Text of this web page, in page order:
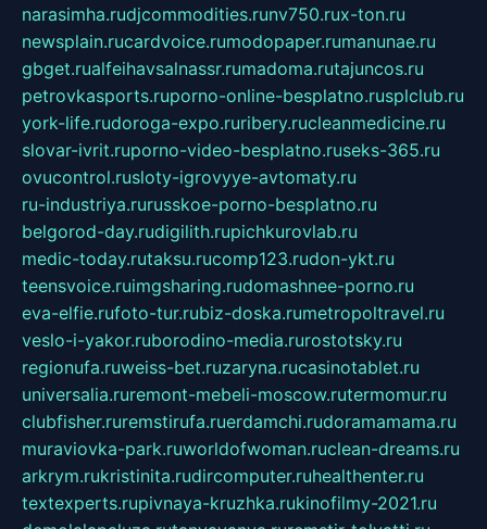
narasimha.rudjcommodities.runv750.rux-ton.ru
newsplain.rucardvoice.rumodopaper.rumanunae.ru
gbget.rualfeihavsalnassr.rumadoma.rutajuncos.ru
petrovkasports.ruporno-online-besplatno.rusplclub.ru
york-life.rudoroga-expo.ruribery.rucleanmedicine.ru
slovar-ivrit.ruporno-video-besplatno.ruseks-365.ru
ovucontrol.rusloty-igrovyye-avtomaty.ru
ru-industriya.rurusskoe-porno-besplatno.ru
belgorod-day.rudigilith.rupichkurovlab.ru
medic-today.rutaksu.rucomp123.rudon-ykt.ru
teensvoice.ruimgsharing.rudomashnee-porno.ru
eva-elfie.rufoto-tur.rubiz-doska.rumetropoltravel.ru
veslo-i-yakor.ruborodino-media.rurostotsky.ru
regionufa.ruweiss-bet.ruzaryna.rucasinotablet.ru
universalia.ruremont-mebeli-moscow.rutermomur.ru
clubfisher.ruremstirufa.ruerdamchi.rudoramamama.ru
muraviovka-park.ruworldofwoman.ruclean-dreams.ru
arkrym.rukristinita.rudircomputer.ruhealthenter.ru
textexperts.rupivnaya-kruzhka.rukinofilmy-2021.ru